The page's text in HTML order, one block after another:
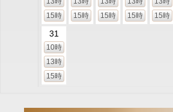
15時
15時
15時
15時
15時
31
10時
13時
15時